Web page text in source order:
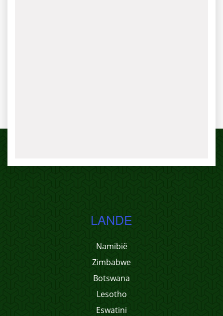
LANDE
Namibië
Zimbabwe
Botswana
Lesotho
Eswatini